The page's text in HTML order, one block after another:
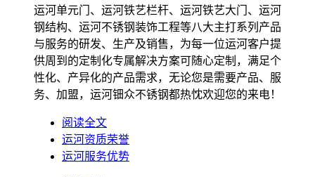
运河单元门、运河铁艺栏杆、运河铁艺大门、运河
钢结构、运河不锈钢装饰工程等八大主打系列产品
与服务的研发、生产及销售，为每一位运河客户提
供周到的定制化专属解决方案可随心定制，满足个
性化、产异化的产品需求，无论您是需要产品、服
务、加盟，运河钿众不锈钢都热忱欢迎您的来电！
阅读全文
运河资质荣誉
运河服务优势